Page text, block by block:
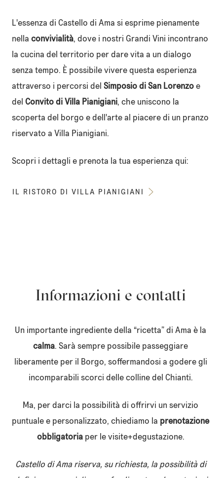
L'essenza di Castello di Ama si esprime pienamente
nella convivialità, dove i nostri Grandi Vini incontrano
la cucina del territorio per dare vita a un dialogo
senza tempo. È possibile vivere questa esperienza
attraverso i percorsi del Simposio di San Lorenzo e
del Convito di Villa Pianigiani, che uniscono la
scoperta del borgo e dell'arte al piacere di un pranzo
riservato a Villa Pianigiani.
Scopri i dettagli e prenota la tua esperienza qui:
IL RISTORO DI VILLA PIANIGIANI
Informazioni e contatti
Un importante ingrediente della “ricetta” di Ama è la
calma. Sarà sempre possibile passeggiare
liberamente per il Borgo, soffermandosi a godere gli
incomparabili scorci delle colline del Chianti.
Ma, per darci la possibilità di offrirvi un servizio
puntuale e personalizzato, chiediamo la prenotazione
obbligatoriaper le visite+degustazione.
Castello di Ama riserva, su richiesta, la possibilità di